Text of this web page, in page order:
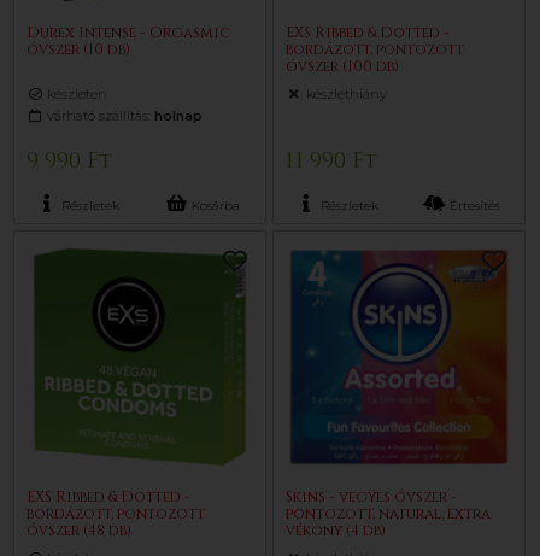
Durex Intense - Orgasmic
óvszer (10 db)
készleten
várható szállítás: holnap
9 990 Ft
Részletek Kosárba
EXS Ribbed & Dotted -
bordázott, pontozott
óvszer (100 db)
készlethiány
11 990 Ft
Részletek Értesítés
EXS Ribbed & Dotted -
bordázott, pontozott
óvszer (48 db)
Skins - vegyes óvszer -
pontozott, natural, extra
vékony (4 db)